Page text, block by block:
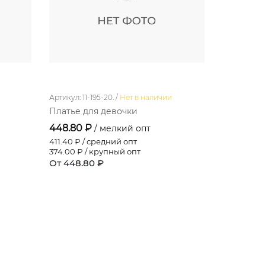
Артикул: 11-195-20. / Нет в наличии
Платье для девочки
448.80 ₽ / мелкий опт
411.40 ₽ / средний опт
374.00 ₽ / крупный опт
От 448.80 ₽